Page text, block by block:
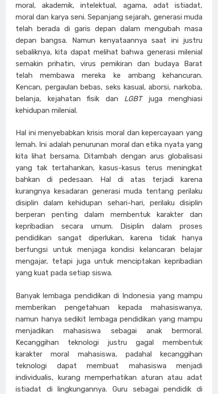
moral, akademik, intelektual, agama, adat istiadat,
moral dan karya seni. Sepanjang sejarah, generasi muda
telah berada di garis depan dalam mengubah masa
depan bangsa. Namun kenyataannya saat ini justru
sebaliknya, kita dapat melihat bahwa generasi milenial
semakin prihatin, virus pemikiran dan budaya Barat
telah membawa mereka ke ambang kehancuran.
Kencan, pergaulan bebas, seks kasual, aborsi, narkoba,
belanja, kejahatan fisik dan LGBT juga menghiasi
kehidupan milenial.
Hal ini menyebabkan krisis moral dan kepercayaan yang
lemah. Ini adalah penurunan moral dan etika nyata yang
kita lihat bersama. Ditambah dengan arus globalisasi
yang tak tertahankan, kasus-kasus terus meningkat
bahkan di pedesaan. Hal di atas terjadi karena
kurangnya kesadaran generasi muda tentang perilaku
disiplin dalam kehidupan sehari-hari, perilaku disiplin
berperan penting dalam membentuk karakter dan
kepribadian secara umum. Disiplin dalam proses
pendidikan sangat diperlukan, karena tidak hanya
berfungsi untuk menjaga kondisi kelancaran belajar
mengajar, tetapi juga untuk menciptakan kepribadian
yang kuat pada setiap siswa.
Banyak lembaga pendidikan di Indonesia yang mampu
memberikan pengetahuan kepada mahasiswanya,
namun hanya sedikit lembaga pendidikan yang mampu
menjadikan mahasiswa sebagai anak bermoral.
Kecanggihan teknologi justru gagal membentuk
karakter moral mahasiswa, padahal kecanggihan
teknologi dapat membuat mahasiswa menjadi
individualis, kurang memperhatikan aturan atau adat
istiadat di lingkungannya. Guru sebagai pendidik di